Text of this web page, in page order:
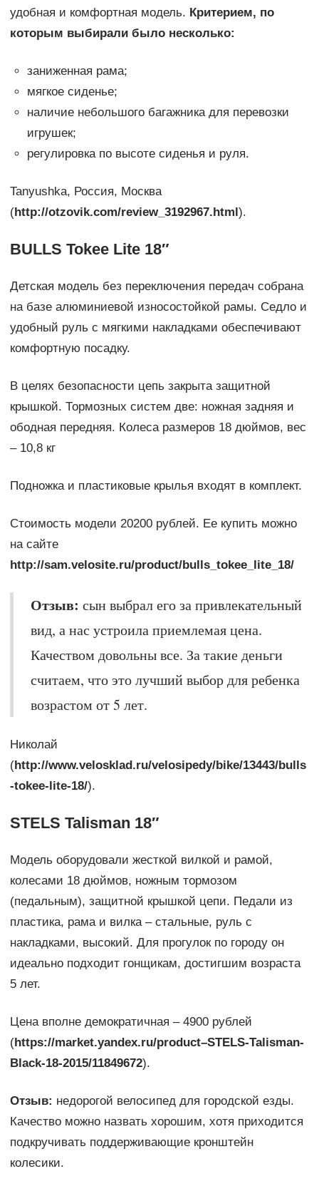
удобная и комфортная модель. Критерием, по
которым выбирали было несколько:
заниженная рама;
мягкое сиденье;
наличие небольшого багажника для перевозки
игрушек;
регулировка по высоте сиденья и руля.
Tanyushka, Россия, Москва
(http://otzovik.com/review_3192967.html).
BULLS Tokee Lite 18″
Детская модель без переключения передач собрана
на базе алюминиевой износостойкой рамы. Седло и
удобный руль с мягкими накладками обеспечивают
комфортную посадку.
В целях безопасности цепь закрыта защитной
крышкой. Тормозных систем две: ножная задняя и
ободная передняя. Колеса размеров 18 дюймов, вес
– 10,8 кг
Подножка и пластиковые крылья входят в комплект.
Стоимость модели 20200 рублей. Ее купить можно
на сайте
http://sam.velosite.ru/product/bulls_tokee_lite_18/
Отзыв: сын выбрал его за привлекательный
вид, а нас устроила приемлемая цена.
Качеством довольны все. За такие деньги
считаем, что это лучший выбор для ребенка
возрастом от 5 лет.
Николай
(http://www.velosklad.ru/velosipedy/bike/13443/bulls
-tokee-lite-18/).
STELS Talisman 18″
Модель оборудовали жесткой вилкой и рамой,
колесами 18 дюймов, ножным тормозом
(педальным), защитной крышкой цепи. Педали из
пластика, рама и вилка – стальные, руль с
накладками, высокий. Для прогулок по городу он
идеально подходит гонщикам, достигшим возраста
5 лет.
Цена вполне демократичная – 4900 рублей
(https://market.yandex.ru/product–STELS-Talisman-
Black-18-2015/11849672).
Отзыв: недорогой велосипед для городской езды.
Качество можно назвать хорошим, хотя приходится
подкручивать поддерживающие кронштейн
колесики.